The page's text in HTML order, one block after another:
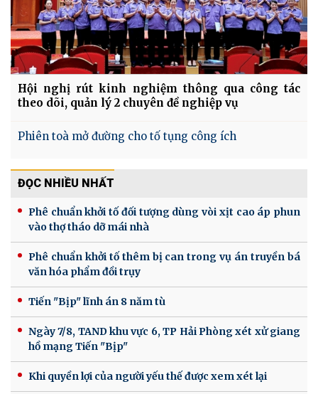
Hội nghị rút kinh nghiệm thông qua công tác
theo dõi, quản lý 2 chuyên đề nghiệp vụ
Phiên toà mở đường cho tố tụng công ích
ĐỌC NHIỀU NHẤT
Phê chuẩn khởi tố đối tượng dùng vòi xịt cao áp phun
vào thợ tháo dỡ mái nhà
Phê chuẩn khởi tố thêm bị can trong vụ án truyền bá
văn hóa phẩm đồi trụy
Tiến "Bịp" lĩnh án 8 năm tù
Ngày 7/8, TAND khu vực 6, TP Hải Phòng xét xử giang
hồ mạng Tiến "Bịp"
Khi quyền lợi của người yếu thế được xem xét lại